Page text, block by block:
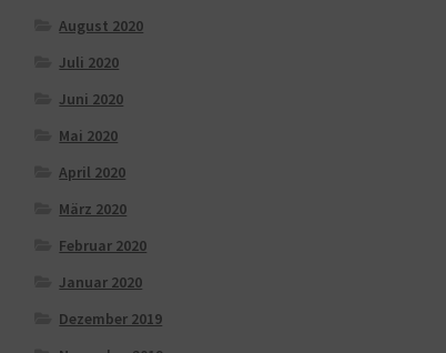
August 2020
Juli 2020
Juni 2020
Mai 2020
April 2020
März 2020
Februar 2020
Januar 2020
Dezember 2019